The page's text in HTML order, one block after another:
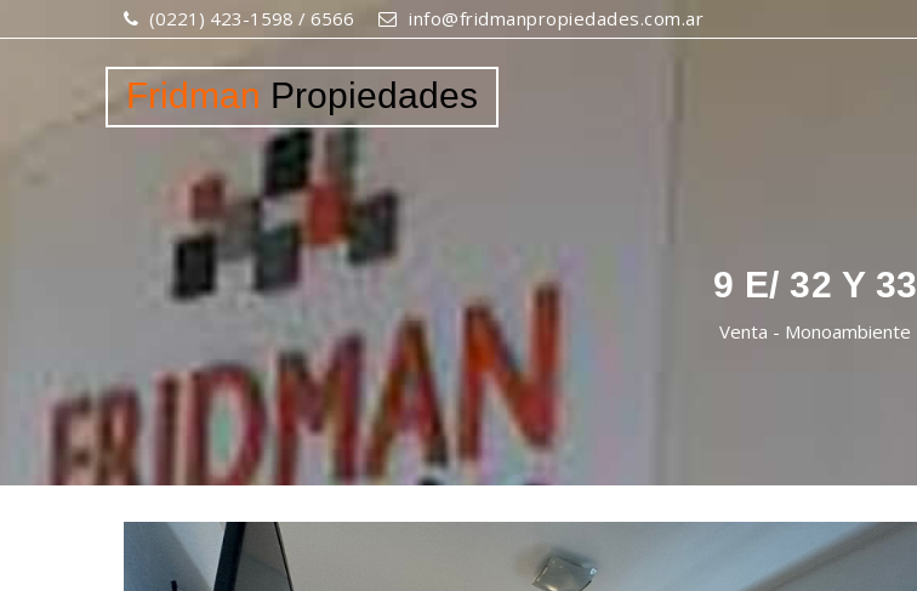
(0221) 423-1598 / 6566 info@fridmanpropiedades.com.ar
Fridman Propiedades
9 E/ 32 Y 33
Venta - Monoambiente